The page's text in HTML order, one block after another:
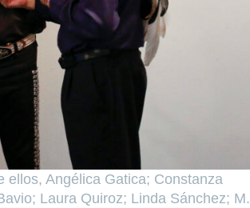
ellos, Angélica Gatica; Constanza
Laura Quiroz; Linda Sánchez; M.